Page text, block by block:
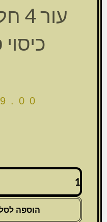
כמות
של
סט
מהודר
הוספה